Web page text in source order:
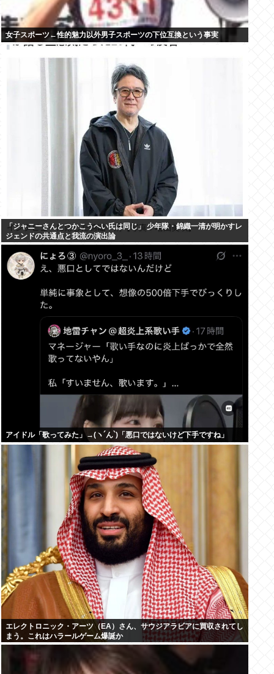
女子スポーツ←性的魅力以外男子スポーツの下位互換という事実
「ジャニーさんとつかこうへい氏は同じ」 少年隊・錦織一清が明かすレ
ジェンドの共通点と我流の演出論
アイドル「歌ってみた」→(ヽ´ん`)「悪口ではないけど下手ですね」
エレクトロニック・アーツ（EA）さん、サウジアラビアに買収されてし
まう。これはハラールゲーム爆誕か